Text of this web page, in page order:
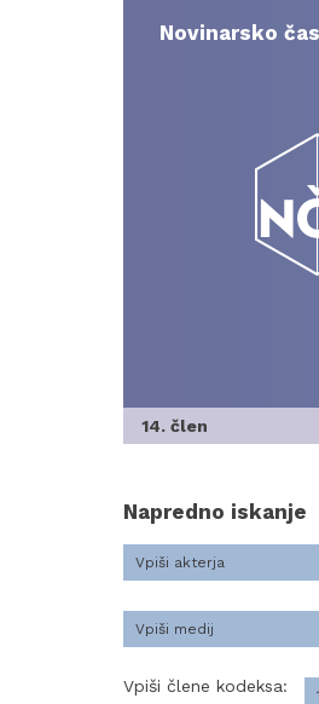
contentNovinarsko
14. člen
Napredno iskanje
Vpiši člene kodeksa: